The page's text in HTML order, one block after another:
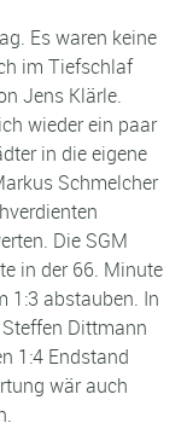
Es waren keine
im Tiefschlaf
Jens Klärle.
wieder ein paar
in die eigene
Schmelcher
Die SGM
in der 66. Minute
1:3 abstauben. In
Dittmann
1:4 Endstand
wär auch